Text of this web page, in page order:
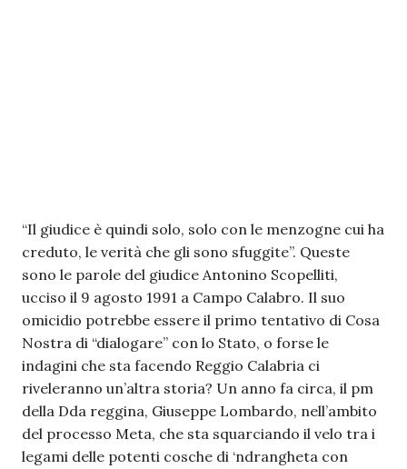
“Il giudice è quindi solo, solo con le menzogne cui ha
creduto, le verità che gli sono sfuggite”. Queste
sono le parole del giudice Antonino Scopelliti,
ucciso il 9 agosto 1991 a Campo Calabro. Il suo
omicidio potrebbe essere il primo tentativo di Cosa
Nostra di “dialogare” con lo Stato, o forse le
indagini che sta facendo Reggio Calabria ci
riveleranno un’altra storia? Un anno fa circa, il pm
della Dda reggina, Giuseppe Lombardo, nell’ambito
del processo Meta, che sta squarciando il velo tra i
legami delle potenti cosche di ‘ndrangheta con